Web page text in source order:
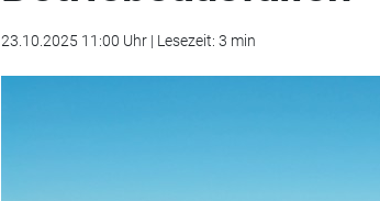
23.10.2025 11:00 Uhr | Lesezeit: 3 min